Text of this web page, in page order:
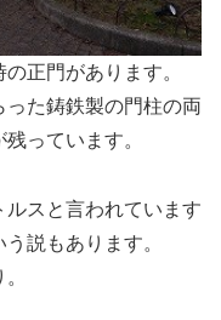
正門があります。
た鋳鉄製の門柱の両
っています。
スと言われています
説もあります。